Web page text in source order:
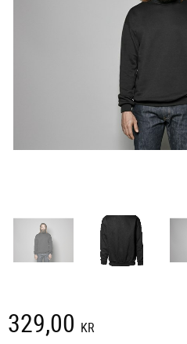
329,00 KR